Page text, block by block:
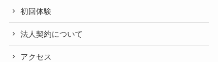
初回体験
法人契約について
アクセス